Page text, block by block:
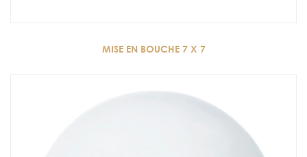
MISE EN BOUCHE 7 X 7